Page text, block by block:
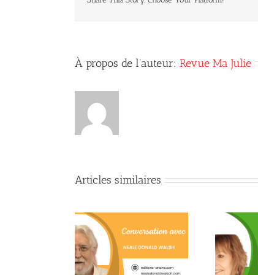
À propos de l’auteur: Revue Ma Julie
Articles similaires
La L-théanine contre le